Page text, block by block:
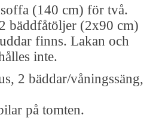
(140 cm) för två.
bäddfåtöljer (2x90 cm)
finns. Lakan och
inte.
2 bäddar/våningssäng,
på tomten.